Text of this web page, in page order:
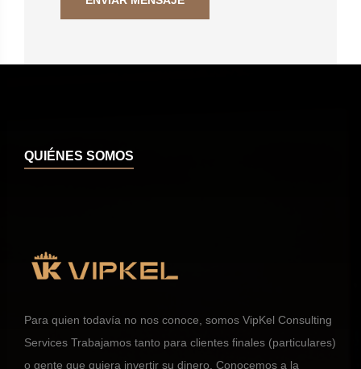
QUIÉNES SOMOS
Para quien todavía no nos conoce, somos VipKel Consulting
Services Trabajamos tanto para clientes finales (particulares)
o gente que quiera invertir su dinero. Conocemos a la